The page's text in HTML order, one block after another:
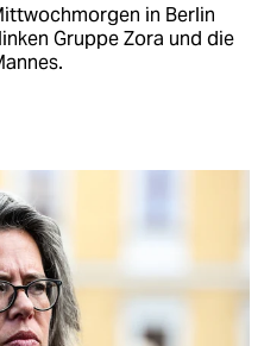
in Berlin
Gruppe Zora und die